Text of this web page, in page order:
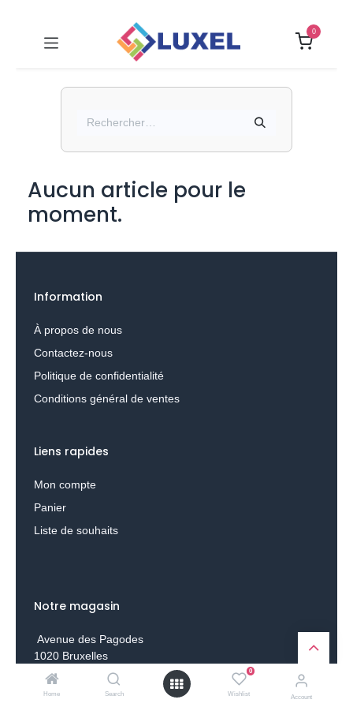
Home Search
0
Wishlist Account
0
Aucun article pour le
moment.
Information
À propos de nous
Contactez-nous
Politique de confidentialité
Conditions général de ventes
Liens rapides
Mon compte
Panier
Liste de souhaits
Notre magasin
Avenue des Pagodes
1020 Bruxelles
info@luxel-dtf.be